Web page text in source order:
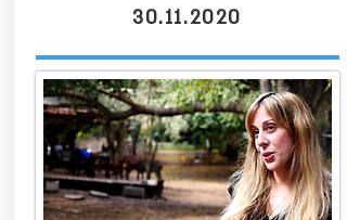
30.11.2020